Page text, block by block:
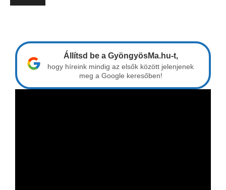
Állítsd be a GyöngyösMa.hu-t,
hogy híreink mindig az elsők között jelenjenek
meg a Google keresőben!